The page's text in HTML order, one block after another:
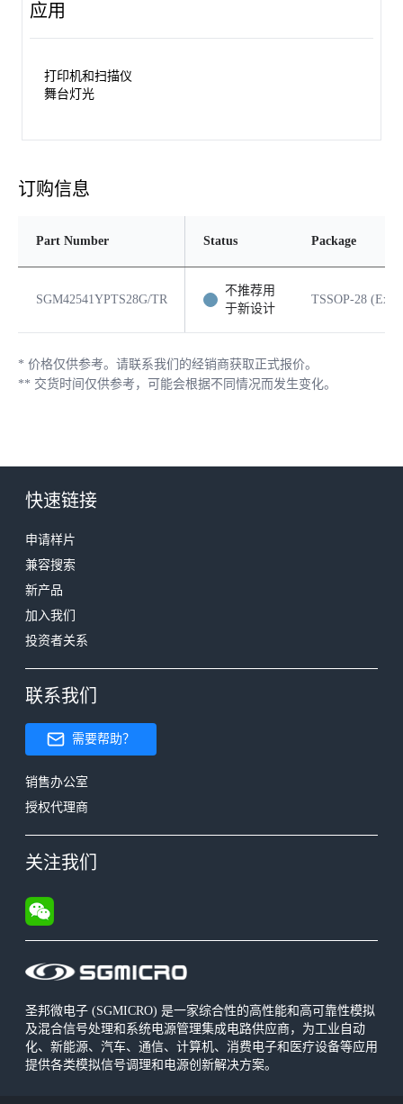
应用
打印机和扫描仪
舞台灯光
订购信息
Part Number Status Package
SGM42541YPTS28G/TR
不推荐用
于新设计
TSSOP-28
* 价格仅供参考。请联系我们的经销商获取正式报价。
** 交货时间仅供参考，可能会根据不同情况而发生变化。
圣邦微电子 (SGMICRO) 是一家综合性的高性能和高可靠性模拟
及混合信号处理和系统电源管理集成电路供应商，为工业自动
化、新能源、汽车、通信、计算机、消费电子和医疗设备等应用
提供各类模拟信号调理和电源创新解决方案。
快速链接
申请样片
兼容搜索
新产品
加入我们
投资者关系
联系我们
需要帮助？
销售办公室
授权代理商
关注我们